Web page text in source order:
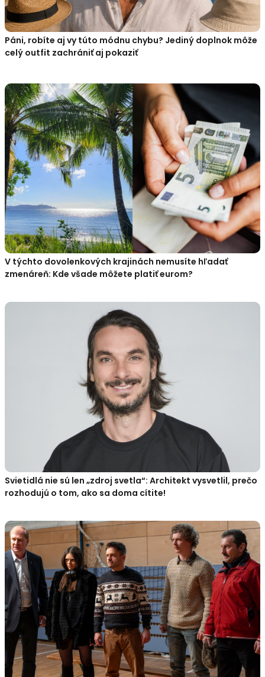
Páni, robíte aj vy túto módnu chybu? Jediný doplnok môže
celý outfit zachrániť aj pokaziť
V týchto dovolenkových krajinách nemusíte hľadať
zmenáreň: Kde všade môžete platiť eurom?
Svietidlá nie sú len „zdroj svetla“: Architekt vysvetlil, prečo
rozhodujú o tom, ako sa doma cítite!